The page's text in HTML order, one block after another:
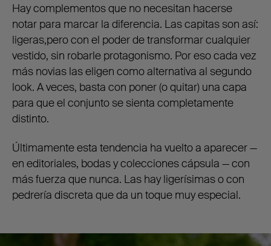
Hay complementos que no necesitan hacerse
notar para marcar la diferencia. Las capitas son así:
ligeras,pero con el poder de transformar cualquier
vestido, sin robarle protagonismo. Por eso cada vez
más novias las eligen como alternativa al segundo
look. A veces, basta con poner (o quitar) una capa
para que el conjunto se sienta completamente
distinto.
Últimamente esta tendencia ha vuelto a aparecer —
en editoriales, bodas y colecciones cápsula — con
más fuerza que nunca. Las hay ligerísimas o con
pedrería discreta que da un toque muy especial.